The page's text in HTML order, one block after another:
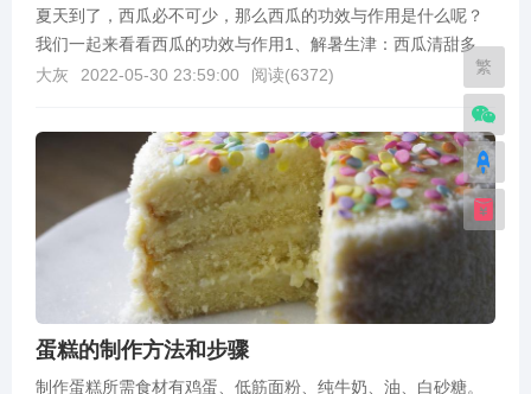
夏天到了，西瓜必不可少，那么西瓜的功效与作用是什么呢？
我们一起来看看西瓜的功效与作用1、解暑生津：西瓜清甜多
汁、口感爽脆，可以生食也可以榨汁，是纯天然的饮品，富...
大灰 2022-05-30 23:59:00 阅读(6372)
蛋糕的制作方法和步骤
制作蛋糕所需食材有鸡蛋、低筋面粉、纯牛奶、油、白砂糖。
繁